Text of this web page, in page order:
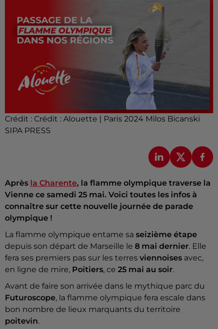
Crédit : Crédit : Alouette | Paris 2024 Milos Bicanski
SIPA PRESS
Après la Charente, la flamme olympique traverse la
Vienne ce samedi 25 mai. Voici toutes les infos à
connaître sur cette nouvelle journée de parade
olympique !
La flamme olympique entame sa seizième étape
depuis son départ de Marseille le 8 mai dernier. Elle
fera ses premiers pas sur les terres viennoises avec,
en ligne de mire, Poitiers, ce 25 mai au soir.
Avant de faire son arrivée dans le mythique parc du
Futuroscope, la flamme olympique fera escale dans
bon nombre de lieux marquants du territoire
poitevin.